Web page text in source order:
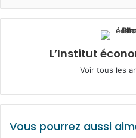
L’Institut
Voir tous les
Vous pourrez aussi